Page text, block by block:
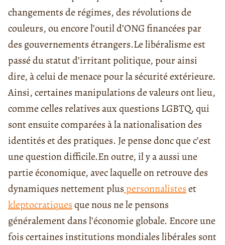
changements de régimes, des révolutions de
couleurs, ou encore l’outil d’ONG financées par
des gouvernements étrangers.Le libéralisme est
passé du statut d’irritant politique, pour ainsi
dire, à celui de menace pour la sécurité extérieure.
Ainsi, certaines manipulations de valeurs ont lieu,
comme celles relatives aux questions LGBTQ, qui
sont ensuite comparées à la nationalisation des
identités et des pratiques. Je pense donc que c’est
une question difficile.En outre, il y a aussi une
partie économique, avec laquelle on retrouve des
dynamiques nettement pluspersonnalisteset
kleptocratiquesque nous ne le pensons
généralement dans l’économie globale. Encore une
fois certaines institutions mondiales libérales sont